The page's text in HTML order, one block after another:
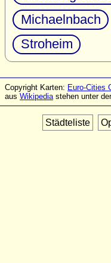
Michaelnbach
Stroheim
Copyright Karten: Euro-Cities
aus Wikipediastehen unter
Städteliste